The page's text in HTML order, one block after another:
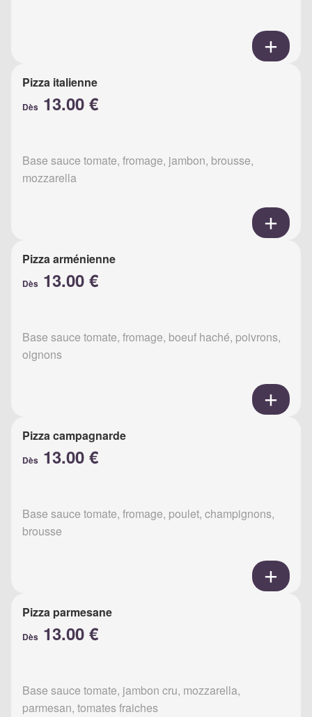
Pizza italienne
Dès 13.00 €
Base sauce tomate, fromage, jambon, brousse,
mozzarella
Pizza arménienne
Dès 13.00 €
Base sauce tomate, fromage, boeuf haché, poivrons,
oignons
Pizza campagnarde
Dès 13.00 €
Base sauce tomate, fromage, poulet, champignons,
brousse
Pizza parmesane
Dès 13.00 €
Base sauce tomate, jambon cru, mozzarella,
parmesan, tomates fraiches